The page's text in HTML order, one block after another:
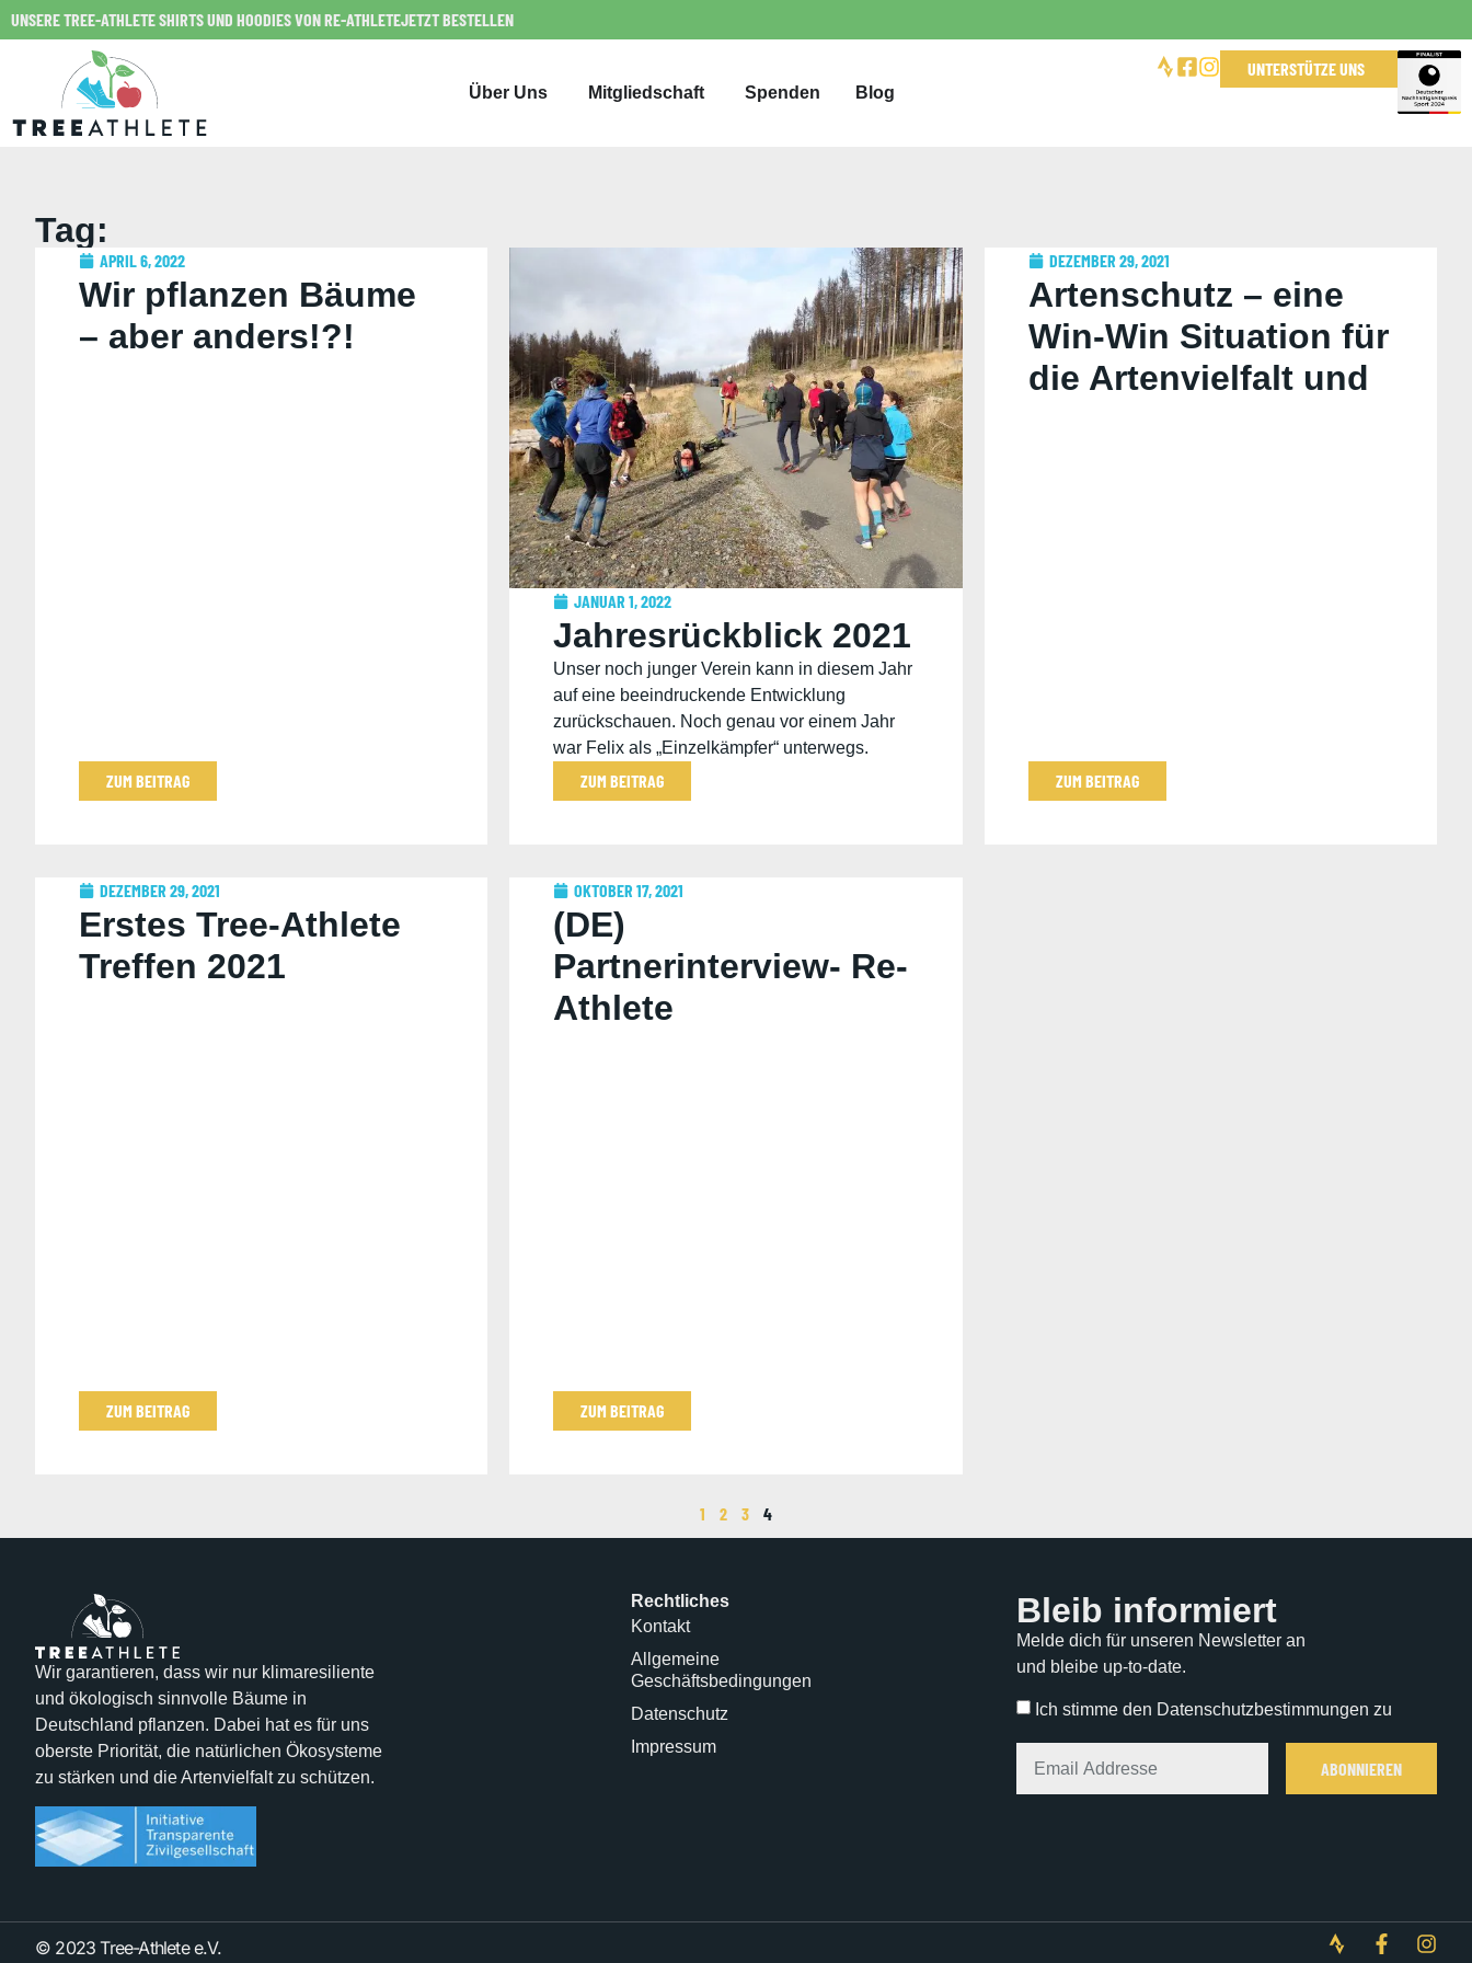
UNSERE TREE-ATHLETE SHIRTS UND HOODIES VON RE-ATHLETEJETZT BESTELLEN
Über Uns Mitgliedschaft Spenden Blog
UNTERSTÜTZE UNS
Tag:
APRIL 6, 2022
Wir pflanzen Bäume
– aber anders!?!
ZUM BEITRAG
JANUAR 1, 2022
Jahresrückblick 2021
Unser noch junger Verein kann in diesem Jahr
auf eine beeindruckende Entwicklung
zurückschauen. Noch genau vor einem Jahr
war Felix als „Einzelkämpfer“ unterwegs.
ZUM BEITRAG
DEZEMBER 29, 2021
Artenschutz – eine
Win-Win Situation für
die Artenvielfalt und
ZUM BEITRAG
DEZEMBER 29, 2021
Erstes Tree-Athlete
Treffen 2021
ZUM BEITRAG
OKTOBER 17, 2021
(DE)
Partnerinterview- Re-
Athlete
ZUM BEITRAG
1 2 3 4
Wir garantieren, dass wir nur klimaresiliente
und ökologisch sinnvolle Bäume in
Deutschland pflanzen. Dabei hat es für uns
oberste Priorität, die natürlichen Ökosysteme
zu stärken und die Artenvielfalt zu schützen.
Rechtliches
Kontakt
Allgemeine
Geschäftsbedingungen
Datenschutz
Impressum
Bleib informiert
Melde dich für unseren Newsletter an
und bleibe up-to-date.
Ich stimme den Datenschutzbestimmungen zu
ABONNIEREN
© 2023 Tree-Athlete e.V.